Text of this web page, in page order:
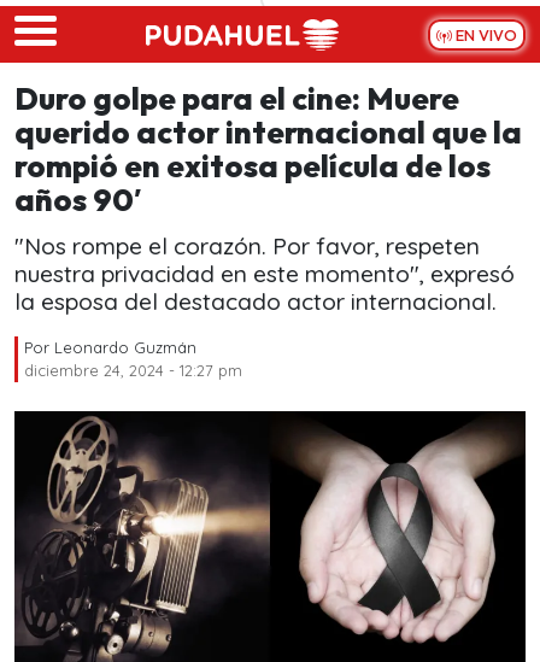
Skip to main content
EN VIVO
Duro golpe para el cine: Muere
querido actor internacional que la
rompió en exitosa película de los
años 90′
"Nos rompe el corazón. Por favor, respeten
nuestra privacidad en este momento", expresó
la esposa del destacado actor internacional.
Por Leonardo Guzmán
diciembre 24, 2024 - 12:27 pm